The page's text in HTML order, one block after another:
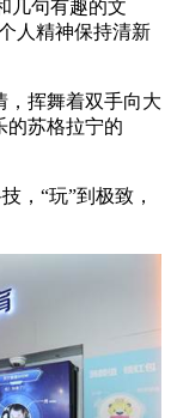
几句有趣的文
人精神保持清新
，挥舞着双手向大
的苏格拉宁的
，“玩”到极致，